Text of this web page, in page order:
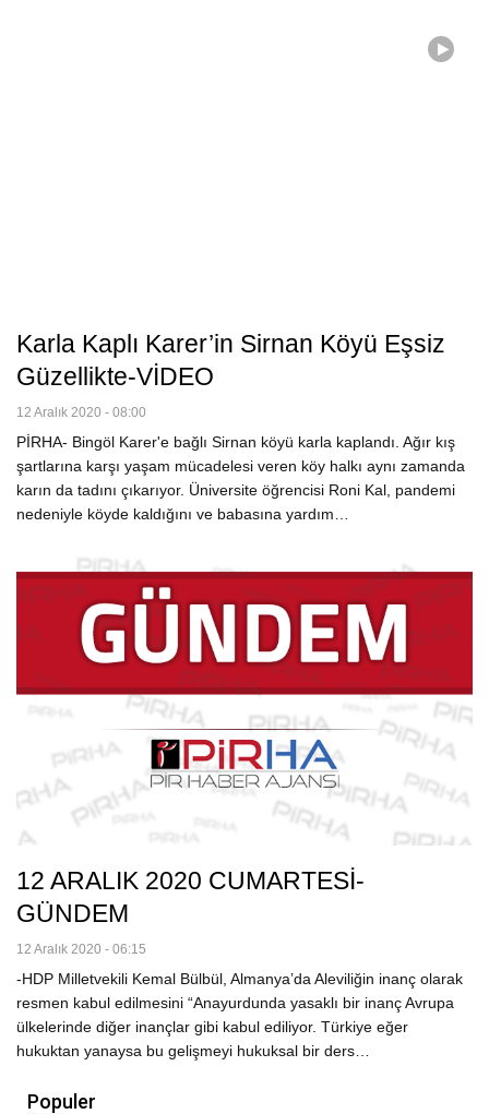
Karla Kaplı Karer’in Sirnan Köyü Eşsiz
Güzellikte-VİDEO
12 Aralık 2020 - 08:00
PİRHA- Bingöl Karer'e bağlı Sirnan köyü karla kaplandı. Ağır kış
şartlarına karşı yaşam mücadelesi veren köy halkı aynı zamanda
karın da tadını çıkarıyor. Üniversite öğrencisi Roni Kal, pandemi
nedeniyle köyde kaldığını ve babasına yardım…
12 ARALIK 2020 CUMARTESİ-
GÜNDEM
12 Aralık 2020 - 06:15
-HDP Milletvekili Kemal Bülbül, Almanya’da Aleviliğin inanç olarak
resmen kabul edilmesini “Anayurdunda yasaklı bir inanç Avrupa
ülkelerinde diğer inançlar gibi kabul ediliyor. Türkiye eğer
hukuktan yanaysa bu gelişmeyi hukuksal bir ders…
Populer